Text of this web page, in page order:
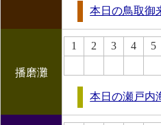
本日の鳥取御
播磨灘
1 2 3 4 5
本日の瀬戸内